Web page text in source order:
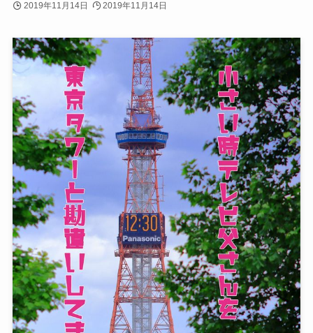
2019年11月14日 2019年11月14日